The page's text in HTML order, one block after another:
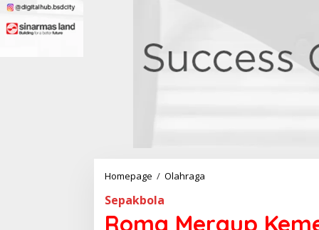
Homepage / Olahraga
M
Sepakbola
Roma Meraup